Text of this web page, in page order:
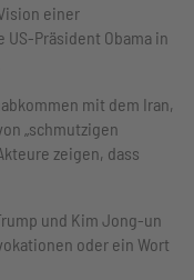
einer
Präsident Obama in
mit dem Iran,
„schmutzigen
zeigen, dass
und Kim Jong-un
oder ein Wort